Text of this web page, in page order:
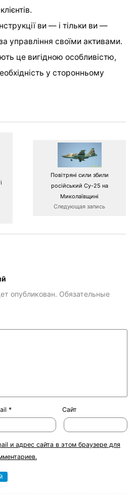
ви — і тільки ви —
управління своїми активами.
це вигідною особливістю,
у сторонньому
Повітряні сили збили
російський Су-25 на
Миколаївщині
Следующая запись
опубликован. Обязательные
* Сайт
и адрес сайта в этом браузере для